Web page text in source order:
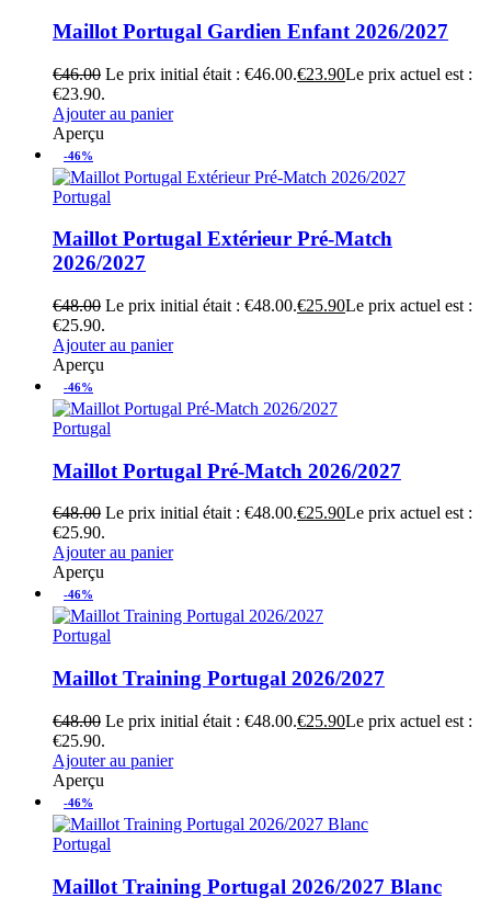
Maillot Portugal Gardien Enfant 2026/2027
€46.00 Le prix initial était : €46.00.€23.90Le prix actuel est :
€23.90.
Ajouter au panier
Aperçu
-46%
Portugal
Maillot Portugal Extérieur Pré-Match
2026/2027
€48.00 Le prix initial était : €48.00.€25.90Le prix actuel est :
€25.90.
Ajouter au panier
Aperçu
-46%
Portugal
Maillot Portugal Pré-Match 2026/2027
€48.00 Le prix initial était : €48.00.€25.90Le prix actuel est :
€25.90.
Ajouter au panier
Aperçu
-46%
Portugal
Maillot Training Portugal 2026/2027
€48.00 Le prix initial était : €48.00.€25.90Le prix actuel est :
€25.90.
Ajouter au panier
Aperçu
-46%
Portugal
Maillot Training Portugal 2026/2027 Blanc